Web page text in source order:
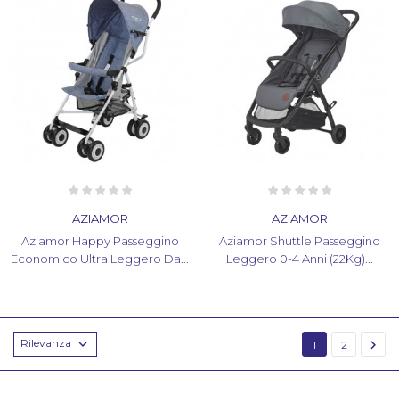
AZIAMOR
Aziamor Happy Passeggino
Economico Ultra Leggero Da...
AZIAMOR
Aziamor Shuttle Passeggino
Leggero 0-4 Anni (22Kg)...
Rilevanza  1 2 